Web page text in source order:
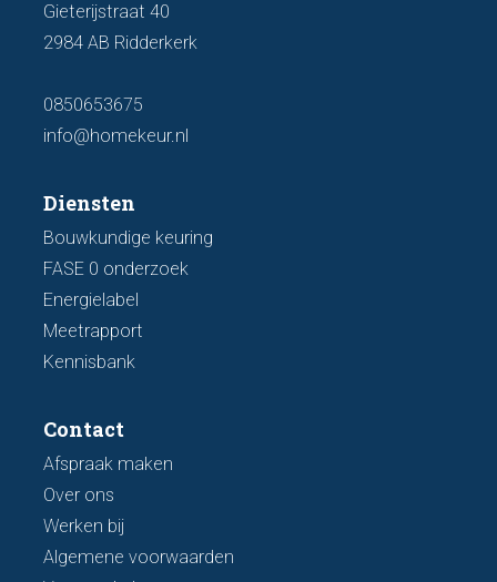
Gieterijstraat 40
2984 AB Ridderkerk
0850653675
info@homekeur.nl
Diensten
Bouwkundige keuring
FASE 0 onderzoek
Energielabel
Meetrapport
Kennisbank
Contact
Afspraak maken
Over ons
Werken bij
Algemene voorwaarden